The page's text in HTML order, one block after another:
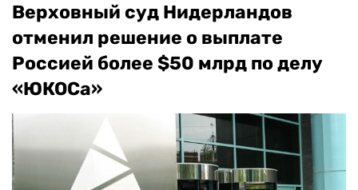
Верховный суд Нидерландов
отменил решение о выплате
Россией более $50 млрд по делу
«ЮКОСа»